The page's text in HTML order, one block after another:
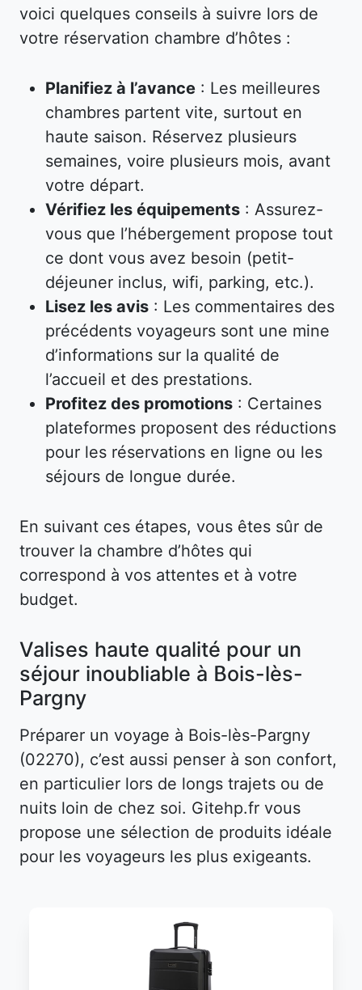
voici quelques conseils à suivre lors de
votre réservation chambre d’hôtes :
Planifiez à l’avance : Les meilleures
chambres partent vite, surtout en
haute saison. Réservez plusieurs
semaines, voire plusieurs mois, avant
votre départ.
Vérifiez les équipements : Assurez-
vous que l’hébergement propose tout
ce dont vous avez besoin (petit-
déjeuner inclus, wifi, parking, etc.).
Lisez les avis : Les commentaires des
précédents voyageurs sont une mine
d’informations sur la qualité de
l’accueil et des prestations.
Profitez des promotions : Certaines
plateformes proposent des réductions
pour les réservations en ligne ou les
séjours de longue durée.
En suivant ces étapes, vous êtes sûr de
trouver la chambre d’hôtes qui
correspond à vos attentes et à votre
budget.
Valises haute qualité pour un
séjour inoubliable à Bois-lès-
Pargny
Préparer un voyage à Bois-lès-Pargny
(02270), c’est aussi penser à son confort,
en particulier lors de longs trajets ou de
nuits loin de chez soi. Gitehp.fr vous
propose une sélection de produits idéale
pour les voyageurs les plus exigeants.